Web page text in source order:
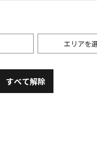
エリアを
すべて解除